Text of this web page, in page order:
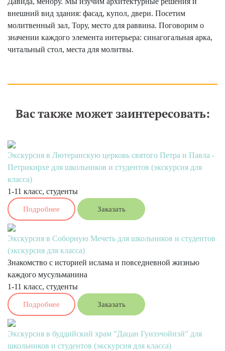
внешний вид здания: фасад, купол, двери. Посетим
молитвенный зал, Тору, место для раввина. Поговорим о
значении каждого элемента интерьера: синагогальная арка,
читальный стол, места для молитвы.
Оставить отзыв
Вас также может заинтересовать:
Экскурсия в Лютеранскую церковь святого Петра и Павла -
Петрикирхе для школьников и студентов (экскурсия для
класса)
1-11 класс, студенты
Подробнее Заказать
Экскурсия в Соборную Мечеть для школьников и студентов
(экскурсия для класса)
Знакомство с историей ислама и повседневной жизнью
каждого мусульманина
1-11 класс, студенты
Подробнее Заказать
Экскурсия в буддийский храм "Дацан Гунзэчойнэй" для
школьников и студентов (экскурсия для класса)